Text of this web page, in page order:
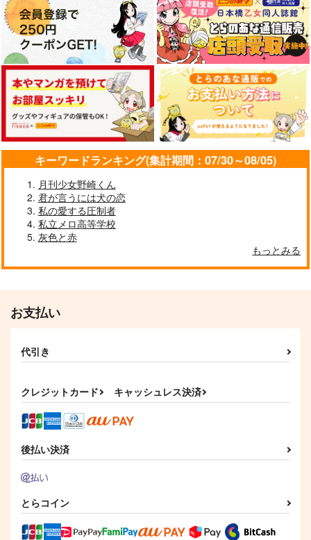
キーワードランキング(集計期間：07/30～08/05)
月刊少女野崎くん
君が言うには犬の恋
私の愛する圧制者
私立メロ高等学校
灰色と赤
もっとみる
お支払い
代引き
クレジットカード キャッシュレス決済
後払い決済
とらコイン